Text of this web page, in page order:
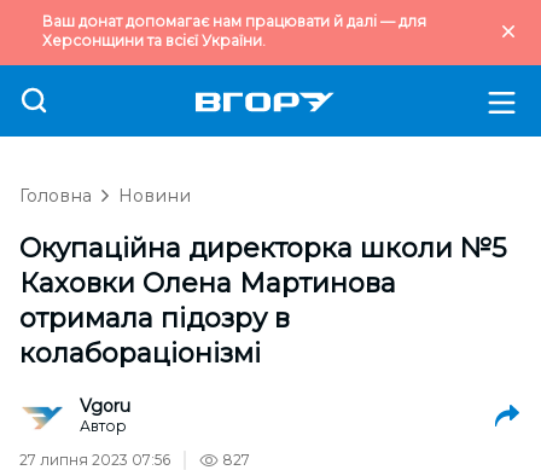
Ваш донат допомагає нам працювати й далі — для
Херсонщини та всієї України.
Головна Новини
Окупаційна директорка школи №5
Каховки Олена Мартинова
отримала підозру в
колабораціонізмі
Vgoru
Автор
27 липня 2023 07:56
827